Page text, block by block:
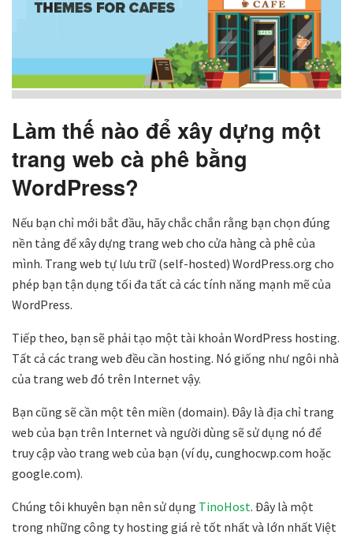
Làm thế nào để xây dựng một
trang web cà phê bằng
WordPress?
Nếu bạn chỉ mới bắt đầu, hãy chắc chắn rằng bạn chọn đúng
nền tảng để xây dựng trang web cho cửa hàng cà phê của
mình. Trang web tự lưu trữ (self-hosted) WordPress.org cho
phép bạn tận dụng tối đa tất cả các tính năng mạnh mẽ của
WordPress.
Tiếp theo, bạn sẽ phải tạo một tài khoản WordPress hosting.
Tất cả các trang web đều cần hosting. Nó giống như ngôi nhà
của trang web đó trên Internet vậy.
Bạn cũng sẽ cần một tên miền (domain). Đây là địa chỉ trang
web của bạn trên Internet và người dùng sẽ sử dụng nó để
truy cập vào trang web của bạn (ví dụ, cunghocwp.com hoặc
google.com).
Chúng tôi khuyên bạn nên sử dụng TinoHost. Đây là một
trong những công ty hosting giá rẻ tốt nhất và lớn nhất Việt